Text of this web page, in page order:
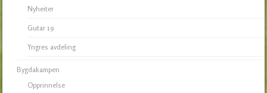
Nyheiter
Gutar 19
Yngres avdeling
Bygdakampen
Opprinnelse